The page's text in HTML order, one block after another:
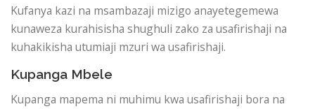
Kufanya kazi na msambazaji mizigo anayetegemewa
kunaweza kurahisisha shughuli zako za usafirishaji na
kuhakikisha utumiaji mzuri wa usafirishaji.
Kupanga Mbele
Kupanga mapema ni muhimu kwa usafirishaji bora na